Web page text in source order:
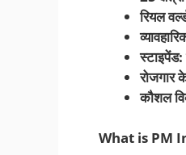
रियल
स्टाइपेंड:
रोजगार
कौशल
What is PM